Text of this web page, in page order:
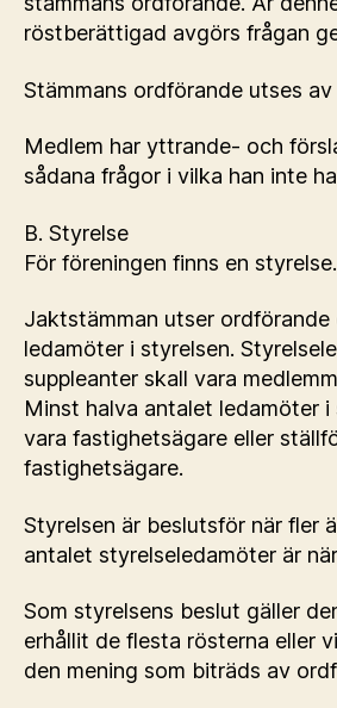
röstberättigad avgörs frågan
Stämmans ordförande utses av
Medlem har yttrande- och
sådana frågor i vilka han inte
B. Styrelse
För föreningen finns en styrelse.
Jaktstämman utser ordförande
ledamöter i styrelsen.
suppleanter skall vara
Minst halva antalet ledamöter i
vara fastighetsägare eller
fastighetsägare.
Styrelsen är beslutsför när fler
antalet styrelseledamöter är
Som styrelsens beslut gäller
erhållit de flesta rösterna eller
den mening som biträds av